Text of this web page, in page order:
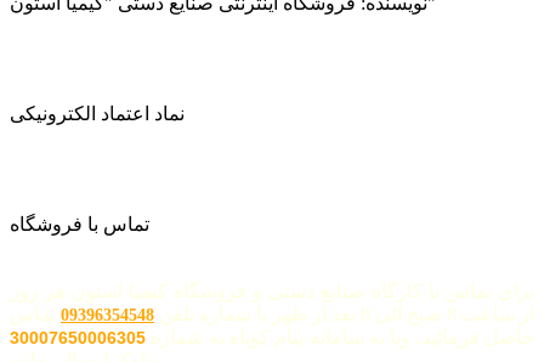
نماد اعتماد الکترونیکی
تماس با فروشگاه
برای تماس با کارگاه صنایع دستی و فروشگاه کیمیا استون هر روز
از ساعت 8 صبح الی 8 بعد از ظهر با شماره تلفن
09396354548 تماس
حاصل فرمائید. ویا به سامانه پیام کوتاه به شماره 30007650006305